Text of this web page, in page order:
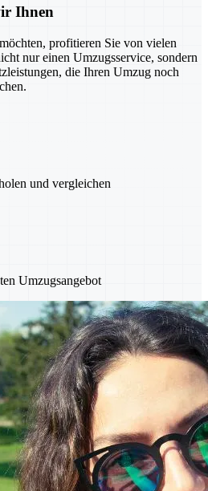
Ihnen
profitieren Sie von vielen
nur einen Umzugsservice, sondern
die Ihren Umzug noch
und vergleichen
Umzugsangebot